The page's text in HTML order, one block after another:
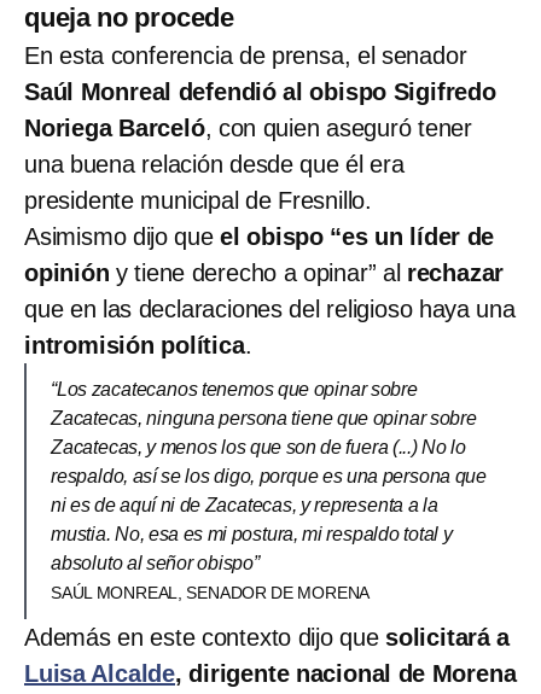
queja no procede
En esta conferencia de prensa, el senador
Saúl Monreal defendió al obispo Sigifredo
Noriega Barceló, con quien aseguró tener
una buena relación desde que él era
presidente municipal de Fresnillo.
Asimismo dijo queel obispo “es un líder de
opinión y tiene derecho a opinar” al rechazar
que en las declaraciones del religioso haya una
intromisión política.
“Los zacatecanos tenemos que opinar sobre
Zacatecas, ninguna persona tiene que opinar sobre
Zacatecas, y menos los que son de fuera (...) No lo
respaldo, así se los digo, porque es una persona que
ni es de aquí ni de Zacatecas, y representa a la
mustia. No, esa es mi postura, mi respaldo total y
absoluto al señor obispo”
SAÚL MONREAL, SENADOR DE MORENA
Además en este contexto dijo que solicitará a
Luisa Alcalde, dirigente nacional de Morena